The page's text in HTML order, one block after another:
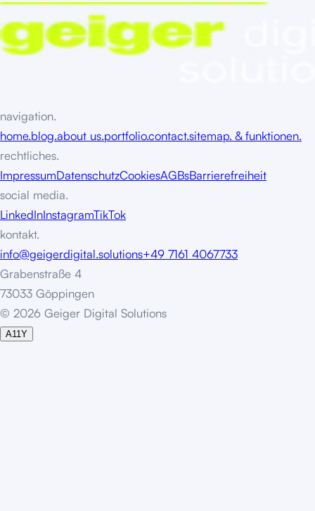
navigation.
home.blog.about us.portfolio.contact.sitemap. & funktionen.
rechtliches.
ImpressumDatenschutzCookiesAGBsBarrierefreiheit
social media.
LinkedInInstagramTikTok
kontakt.
info@geigerdigital.solutions+49 7161 4067733
Grabenstraße 4
73033 Göppingen
© 2026 Geiger Digital Solutions
A11Y